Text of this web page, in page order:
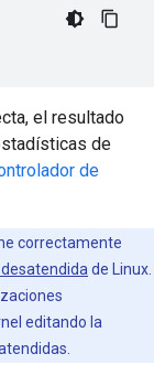
el resultado
de
de
correctamente
de Linux.
editando la